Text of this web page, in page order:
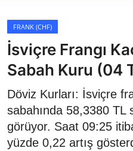
Altın Fiyatları
Döviz Kurları
Fonlar
Kripto Paralar
Çeviriciler
FRANK (CHF)
İsviçre Frangı
Sabah Kuru (04
Döviz Kurları: İsviçre
sabahında 58,3380 TL
görüyor. Saat 09:25
yüzde 0,22 artış